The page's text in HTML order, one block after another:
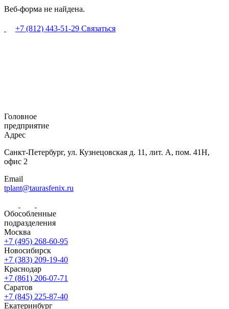
Веб-форма не найдена.
+7 (812) 443-51-29 Связаться
Головное
предприятие
Адрес
Санкт-Петербург, ул. Кузнецовская д. 11, лит. А, пом. 41Н,
офис 2
Email
tplant@taurasfenix.ru
Обособленные
подразделения
Москва
+7 (495) 268-60-95
Новосибирск
+7 (383) 209-19-40
Краснодар
+7 (861) 206-07-71
Саратов
+7 (845) 225-87-40
Екатеринбург